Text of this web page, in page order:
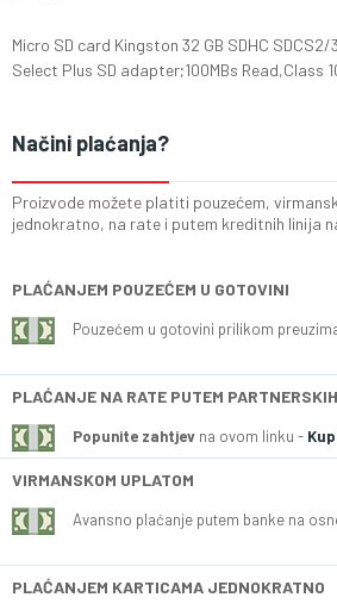
Micro SD card Kingston 32 GB SDHC SDCS2/
Select Plus SD adapter;100MBs Read,Class
Načini plaćanja?
Proizvode možete platiti pouzećem,
jednokratno, na rate i putem kreditnih linija
PLAĆANJEM POUZEĆEM U GOTOVINI
Pouzećem u gotovini prilikom
PLAĆANJE NA RATE PUTEM
Popunite zahtjev na ovom linku -
VIRMANSKOM UPLATOM
Avansno plaćanje putem banke na
PLAĆANJEM KARTICAMA JEDNOKRATNO